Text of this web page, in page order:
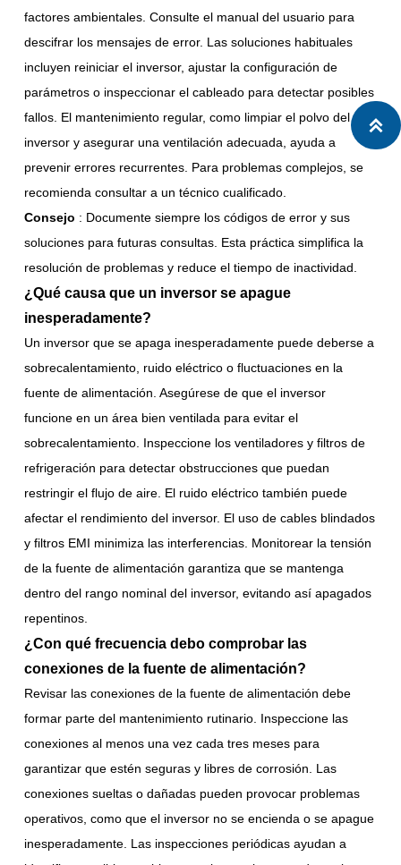
factores ambientales. Consulte el manual del usuario para
descifrar los mensajes de error. Las soluciones habituales
incluyen reiniciar el inversor, ajustar la configuración de
parámetros o inspeccionar el cableado para detectar posibles
fallos. El mantenimiento regular, como limpiar el polvo del
inversor y asegurar una ventilación adecuada, ayuda a
prevenir errores recurrentes. Para problemas complejos, se
recomienda consultar a un técnico cualificado.
Consejo : Documente siempre los códigos de error y sus
soluciones para futuras consultas. Esta práctica simplifica la
resolución de problemas y reduce el tiempo de inactividad.
¿Qué causa que un inversor se apague
inesperadamente?
Un inversor que se apaga inesperadamente puede deberse a
sobrecalentamiento, ruido eléctrico o fluctuaciones en la
fuente de alimentación. Asegúrese de que el inversor
funcione en un área bien ventilada para evitar el
sobrecalentamiento. Inspeccione los ventiladores y filtros de
refrigeración para detectar obstrucciones que puedan
restringir el flujo de aire. El ruido eléctrico también puede
afectar el rendimiento del inversor. El uso de cables blindados
y filtros EMI minimiza las interferencias. Monitorear la tensión
de la fuente de alimentación garantiza que se mantenga
dentro del rango nominal del inversor, evitando así apagados
repentinos.
¿Con qué frecuencia debo comprobar las
conexiones de la fuente de alimentación?
Revisar las conexiones de la fuente de alimentación debe
formar parte del mantenimiento rutinario. Inspeccione las
conexiones al menos una vez cada tres meses para
garantizar que estén seguras y libres de corrosión. Las
conexiones sueltas o dañadas pueden provocar problemas
operativos, como que el inversor no se encienda o se apague
inesperadamente. Las inspecciones periódicas ayudan a
